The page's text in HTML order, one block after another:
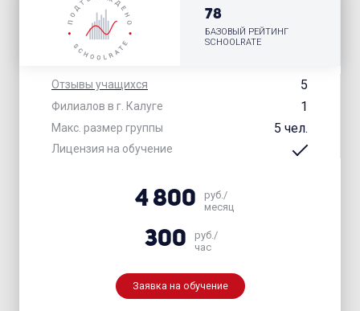
Отзывы учащихся 5
Филиалов в г. Калуге 1
Макс. размер группы 5 чел.
Лицензия на обучение
78
БАЗОВЫЙ РЕЙТИНГ
SCHOOLRATE
4 800
руб./
месяц
300
руб./
час
Заявка на обучение